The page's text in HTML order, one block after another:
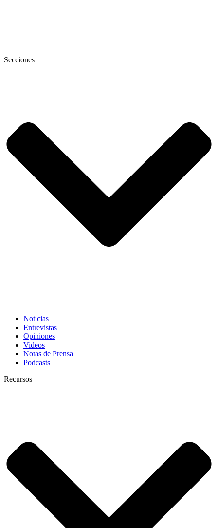
Secciones
Noticias
Entrevistas
Opiniones
Videos
Notas de Prensa
Podcasts
Recursos